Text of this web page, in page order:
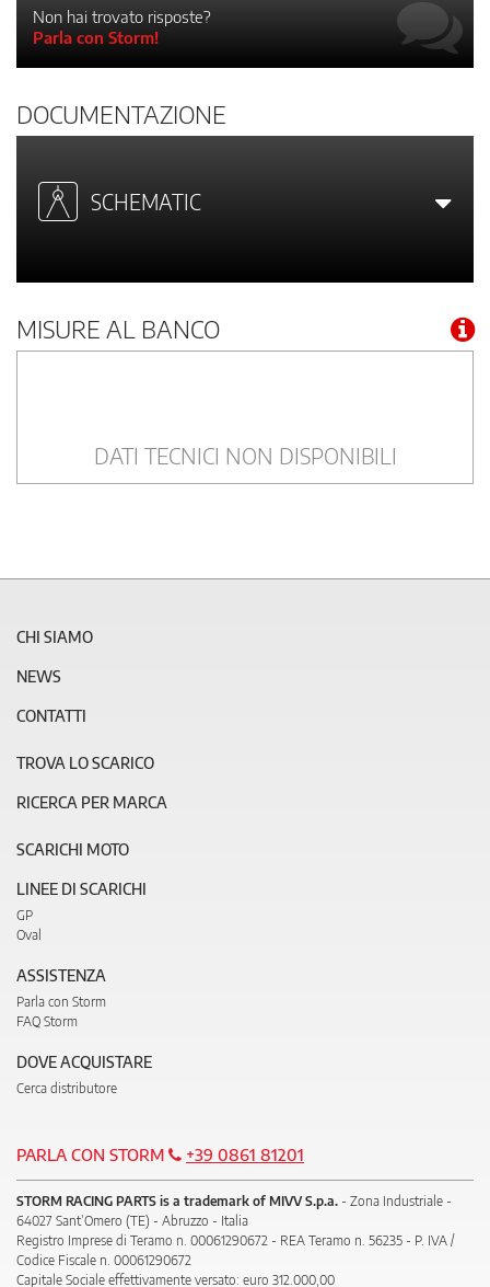
Non hai trovato risposte?
Parla con Storm!
DOCUMENTAZIONE
SCHEMATIC
MISURE AL BANCO
DATI TECNICI NON DISPONIBILI
CHI SIAMO
NEWS
CONTATTI
TROVA LO SCARICO
RICERCA PER MARCA
SCARICHI MOTO
LINEE DI SCARICHI
GP
Oval
ASSISTENZA
Parla con Storm
FAQ Storm
DOVE ACQUISTARE
Cerca distributore
PARLA CON STORM +39 0861 81201
STORM RACING PARTS is a trademark of MIVV S.p.a. - Zona Industriale -
64027 Sant’Omero (TE) - Abruzzo - Italia
Registro Imprese di Teramo n. 00061290672 - REA Teramo n. 56235 - P. IVA /
Codice Fiscale n. 00061290672
Capitale Sociale effettivamente versato: euro 312.000,00